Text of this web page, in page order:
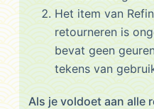
Het item van
retourneren is
bevat geen
tekens van
Als je voldoet aan alle